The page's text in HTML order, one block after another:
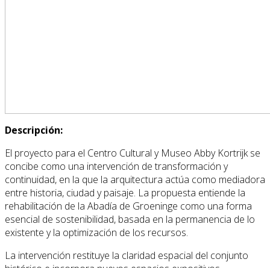
Descripción:
El proyecto para el Centro Cultural y Museo Abby Kortrijk se
concibe como una intervención de transformación y
continuidad, en la que la arquitectura actúa como mediadora
entre historia, ciudad y paisaje. La propuesta entiende la
rehabilitación de la Abadía de Groeninge como una forma
esencial de sostenibilidad, basada en la permanencia de lo
existente y la optimización de los recursos.
La intervención restituye la claridad espacial del conjunto